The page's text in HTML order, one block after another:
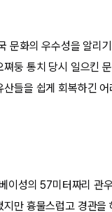
문화의 우수성을 알리
둥 통치 당시 일으킨
산들을 쉽게 회복하긴
이성의 57미터짜리 관
지만 흉물스럽고 경관을